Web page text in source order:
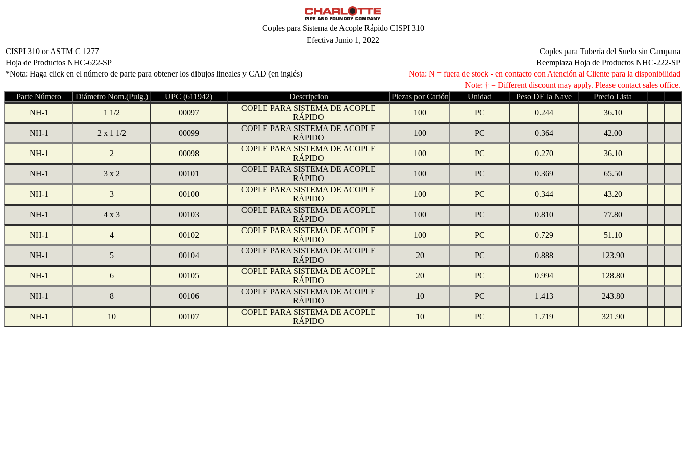
Coples para Sistema de Acople Rápido CISPI 310
Efectiva Junio 1, 2022
CISPI 310 or ASTM C 1277
Coples para Tubería del Suelo sin Campana
Hoja de Productos NHC-622-SP
Reemplaza Hoja de Productos NHC-222-SP
*Nota: Haga click en el número de parte para obtener los dibujos lineales y CAD (en inglés)
Nota: N = fuera de stock - en contacto con Atención al Cliente para la disponibilidad
Note: † = Different discount may apply. Please contact sales office.
Parte Número
Diámetro Nom.(Pulg.) UPC (611942) Descripcion Piezas por Cartón Unidad Peso DE la Nave
Precio Lista
NH-1
1 1/2 00097
COPLE PARA SISTEMA DE ACOPLE
RÁPIDO
100 PC 0.244 36.10
NH-1 2 x 1 1/2 00099
COPLE PARA SISTEMA DE ACOPLE
RÁPIDO
100 PC 0.364 42.00
NH-1 2 00098
COPLE PARA SISTEMA DE ACOPLE
RÁPIDO
100 PC 0.270 36.10
NH-1 3 x 2 00101
COPLE PARA SISTEMA DE ACOPLE
RÁPIDO
100 PC 0.369 65.50
NH-1 3 00100
COPLE PARA SISTEMA DE ACOPLE
RÁPIDO
100 PC 0.344 43.20
NH-1 4 x 3 00103
COPLE PARA SISTEMA DE ACOPLE
RÁPIDO
100 PC 0.810 77.80
NH-1 4 00102
COPLE PARA SISTEMA DE ACOPLE
RÁPIDO
100 PC 0.729 51.10
NH-1 5 00104
COPLE PARA SISTEMA DE ACOPLE
RÁPIDO
20 PC 0.888 123.90
NH-1 6 00105
COPLE PARA SISTEMA DE ACOPLE
RÁPIDO
20 PC 0.994 128.80
NH-1 8 00106
COPLE PARA SISTEMA DE ACOPLE
RÁPIDO
10 PC 1.413 243.80
NH-1 10 00107
COPLE PARA SISTEMA DE ACOPLE
RÁPIDO
10 PC 1.719 321.90